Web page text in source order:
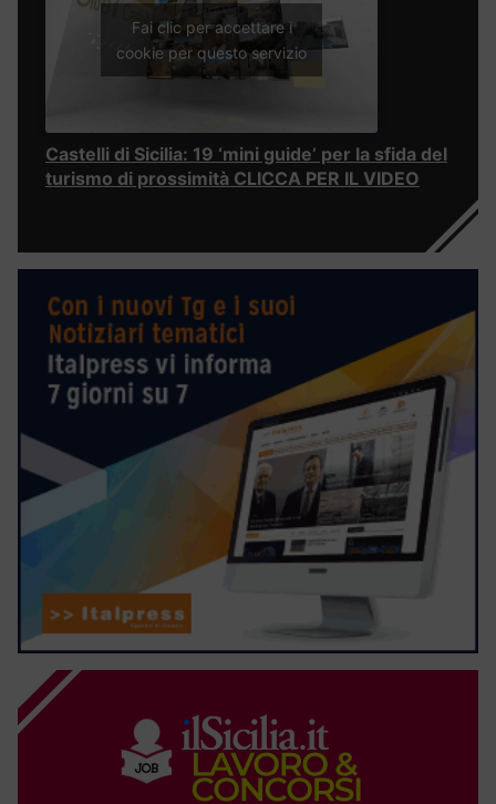
Fai clic per accettare i
cookie per questo servizio
Castelli di Sicilia: 19 ‘mini guide’ per la sfida del
turismo di prossimità CLICCA PER IL VIDEO